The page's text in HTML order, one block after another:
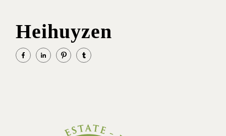
Heihuyzen